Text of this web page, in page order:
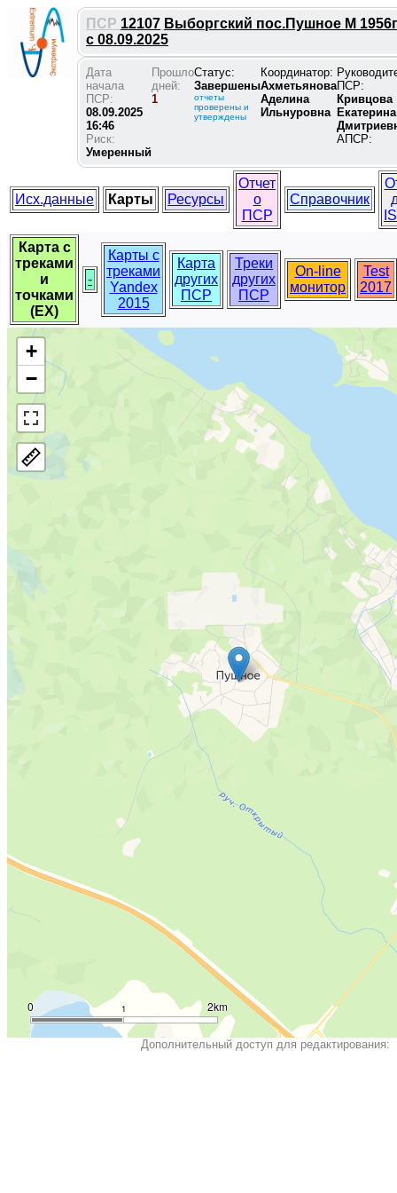
ПСР 12107 Выборгский пос.Пушное М
с 08.09.2025
Дата
начала
ПСР:
08.09.2025
16:46
Риск:
Умеренный
Прошло
дней:
1
Статус:
Завершены
отчеты
проверены и
утверждены
Координатор:
Ахметьянова
Аделина
Ильнуровна
ПСР:
Кривцова
Екатерина
АПСР:
Исх.данные Карты Ресурсы
Отчет
о
ПСР
Справочник
Карта с
треками
и
точками
(EX)
-
Карты с
треками
Yandex
2015
Карта
других
ПСР
Треки
других
ПСР
On-line
монитор
Test
2017
+
−
1
0 2km
Дополнительный доступ для редактирования: